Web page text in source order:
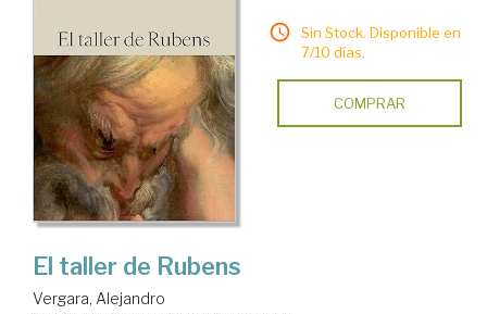
Sin Stock. Disponible en
7/10 días.
COMPRAR
El taller de Rubens
Vergara, Alejandro